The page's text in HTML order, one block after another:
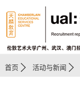
首页 活动与新闻